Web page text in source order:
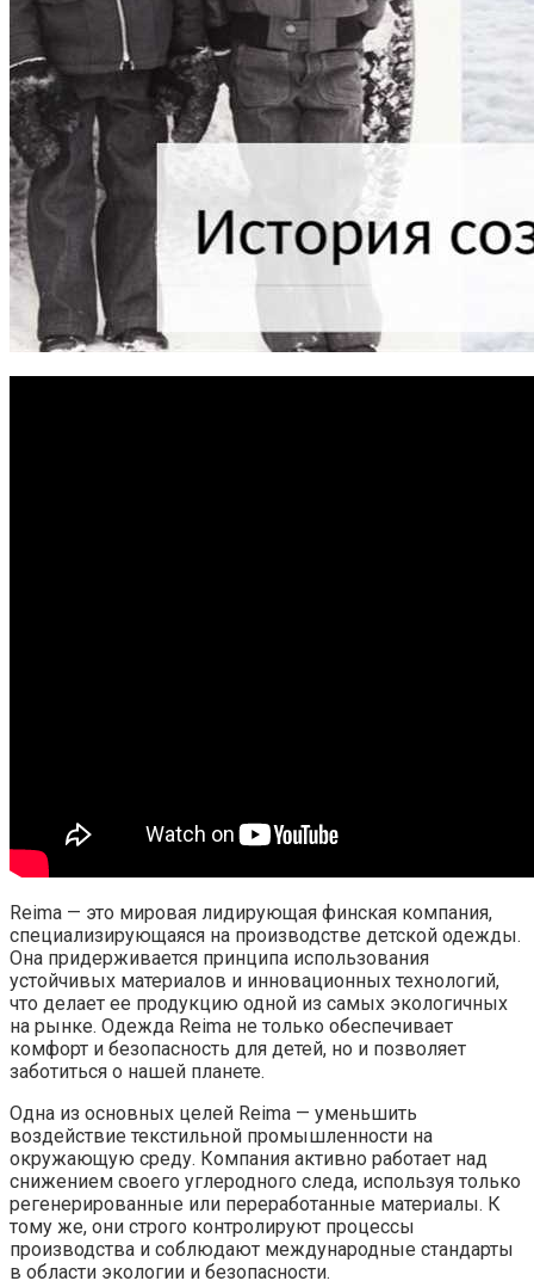
Reima — это мировая лидирующая финская компания,
специализирующаяся на производстве детской одежды.
Она придерживается принципа использования
устойчивых материалов и инновационных технологий,
что делает ее продукцию одной из самых экологичных
на рынке. Одежда Reima не только обеспечивает
комфорт и безопасность для детей, но и позволяет
заботиться о нашей планете.
Одна из основных целей Reima — уменьшить
воздействие текстильной промышленности на
окружающую среду. Компания активно работает над
снижением своего углеродного следа, используя только
регенерированные или переработанные материалы. К
тому же, они строго контролируют процессы
производства и соблюдают международные стандарты
в области экологии и безопасности.